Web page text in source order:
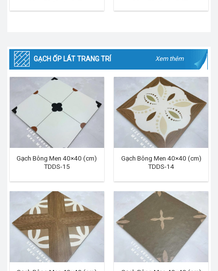
GẠCH ỐP LÁT TRANG TRÍ Xem thêm
Gạch Bông Men 40×40 (cm)
TDDS-15
Gạch Bông Men 40×40 (cm)
TDDS-14